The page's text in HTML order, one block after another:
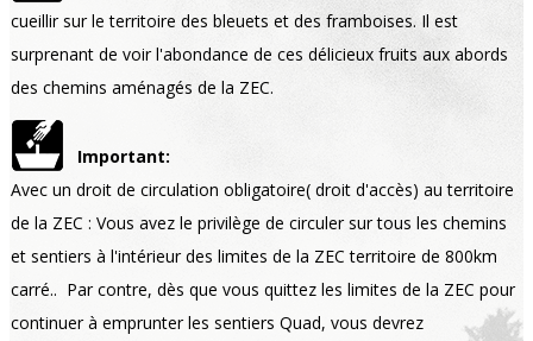
cueillir sur le territoire des bleuets et des framboises. Il est
surprenant de voir l'abondance de ces délicieux fruits aux abords
des chemins aménagés de la ZEC.
Important:
Avec un droit de circulation obligatoire( droit d'accès) au territoire
de la ZEC : Vous avez le privilège de circuler sur tous les chemins
et sentiers à l'intérieur des limites de la ZEC territoire de 800km
carré.. Par contre, dès que vous quittez les limites de la ZEC pour
continuer à emprunter les sentiers Quad, vous devrez